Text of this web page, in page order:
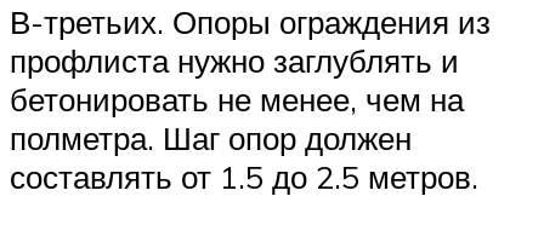
В-третьих. Опоры ограждения из
профлиста нужно заглублять и
бетонировать не менее, чем на
полметра. Шаг опор должен
составлять от 1.5 до 2.5 метров.